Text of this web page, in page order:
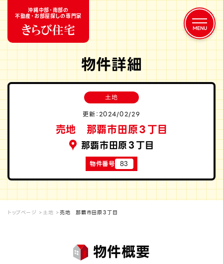
沖縄中部・南部の
不動産・お部屋探しの専門家
物件詳細
土地
更新：2024/02/29
売地 那覇市田原３丁目
那覇市田原３丁目
物件番号 83
トップページ 土地 売地 那覇市田原３丁目
物件概要